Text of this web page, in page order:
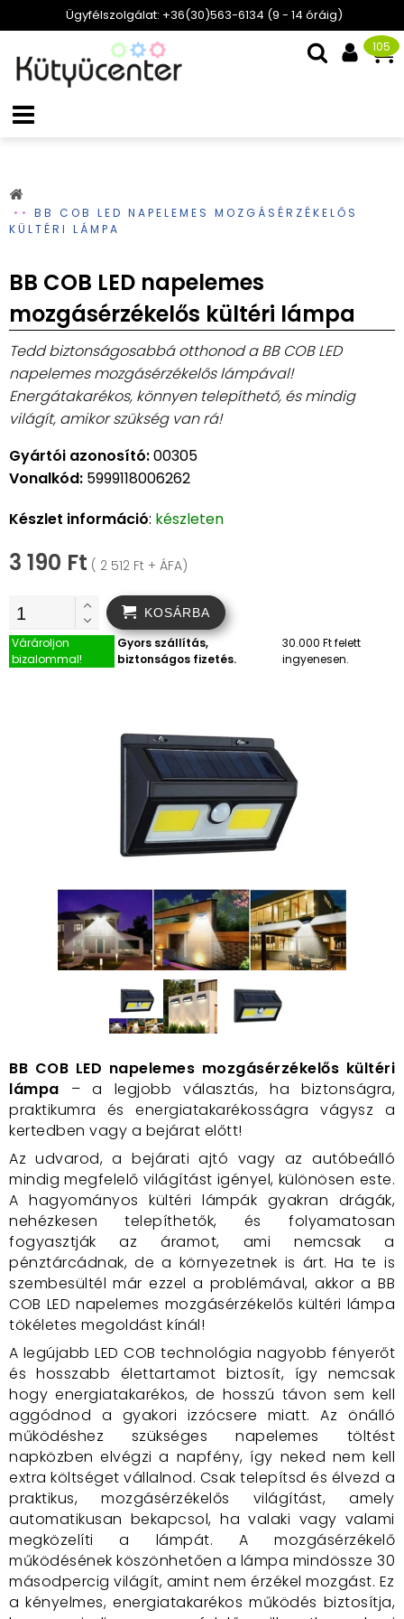
Ügyfélszolgálat: +36(30)563-6134 (9 - 14 óráig)
105
BB COB LED NAPELEMES MOZGÁSÉRZÉKELŐS
KÜLTÉRI LÁMPA
BB COB LED napelemes
mozgásérzékelős kültéri lámpa
Tedd biztonságosabbá otthonod a BB COB LED
napelemes mozgásérzékelős lámpával!
Energátakarékos, könnyen telepíthető, és mindig
világít, amikor szükség van rá!
Gyártói azonosító:00305
Vonalkód: 5999118006262
Készlet információ: készleten
3 190 Ft ( 2 512 Ft + ÁFA)
KOSÁRBA
Várároljon
bizalommal!
Gyors szállítás,
biztonságos fizetés.
30.000 Ft felett
ingyenesen.
BB COB LED napelemes mozgásérzékelős kültéri
lámpa – a legjobb választás, ha biztonságra,
praktikumra és energiatakarékosságra vágysz a
kertedben vagy a bejárat előtt!
Az udvarod, a bejárati ajtó vagy az autóbeálló
mindig megfelelő világítást igényel, különösen este.
A hagyományos kültéri lámpák gyakran drágák,
nehézkesen telepíthetők, és folyamatosan
fogyasztják az áramot, ami nemcsak a
pénztárcádnak, de a környezetnek is árt. Ha te is
szembesültél már ezzel a problémával, akkor a BB
COB LED napelemes mozgásérzékelős kültéri lámpa
tökéletes megoldást kínál!
A legújabb LED COB technológia nagyobb fényerőt
és hosszabb élettartamot biztosít, így nemcsak
hogy energiatakarékos, de hosszú távon sem kell
aggódnod a gyakori izzócsere miatt. Az önálló
működéshez szükséges napelemes töltést
napközben elvégzi a napfény, így neked nem kell
extra költséget vállalnod. Csak telepítsd és élvezd a
praktikus, mozgásérzékelős világítást, amely
automatikusan bekapcsol, ha valaki vagy valami
megközelíti a lámpát. A mozgásérzékelő
működésének köszönhetően a lámpa mindössze 30
másodpercig világít, amint nem érzékel mozgást. Ez
a kényelmes, energiatakarékos működés biztosítja,